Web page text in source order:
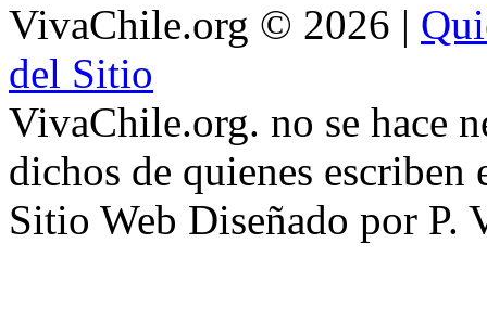
VivaChile.org © 2026 |
del Sitio
VivaChile.org. no se hace
dichos de quienes escriben
Sitio Web Diseñado por